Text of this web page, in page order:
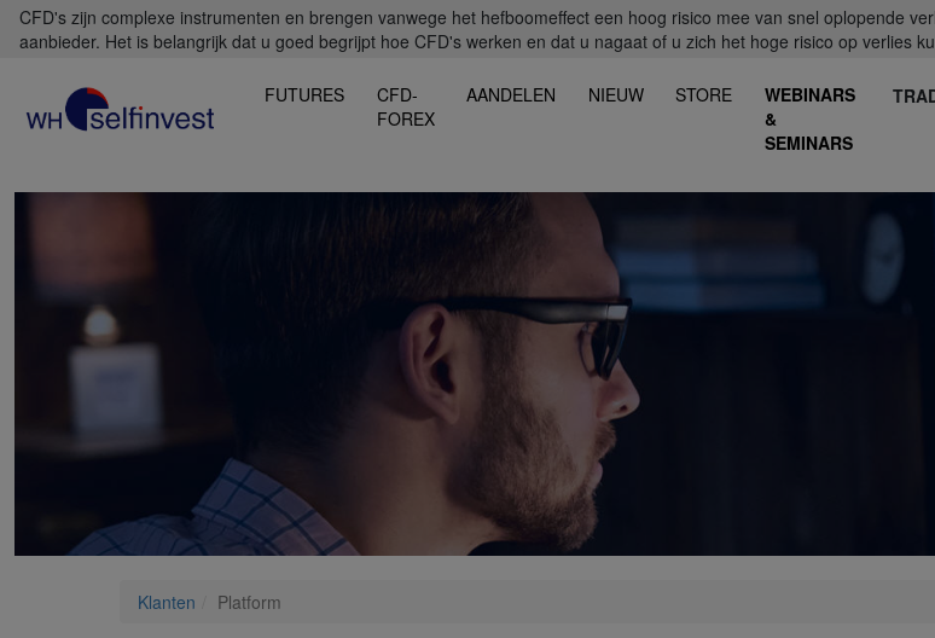
CFD's zijn complexe instrumenten en brengen vanwege het hefboomeffect een hoog risico mee van snel oplopende
aanbieder. Het is belangrijk dat u goed begrijpt hoe CFD's werken en dat u nagaat of u zich het hoge risico op verlies
FUTURES
CFD-
FOREX
AANDELEN NIEUW STORE
WEBINARS
&
SEMINARS
Klanten Platform